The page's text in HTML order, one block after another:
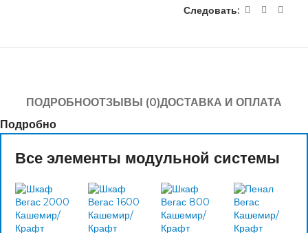
Следовать:
ПОДРОБНООТЗЫВЫ (0)ДОСТАВКА И ОПЛАТА
Подробно
Все элементы модульной системы